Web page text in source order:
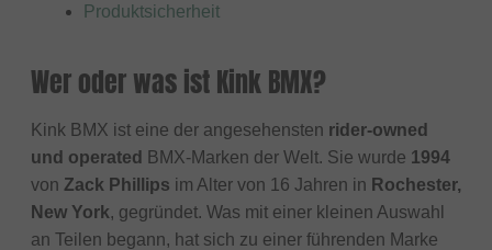
Produktsicherheit
Wer oder was ist Kink BMX?
Kink BMX ist eine der angesehensten rider-owned
und operated
BMX-Marken der Welt. Sie wurde 1994
von Zack Phillips im Alter von 16 Jahren in Rochester,
New York, gegründet. Was mit einer kleinen Auswahl
an Teilen begann, hat sich zu einer führenden Marke